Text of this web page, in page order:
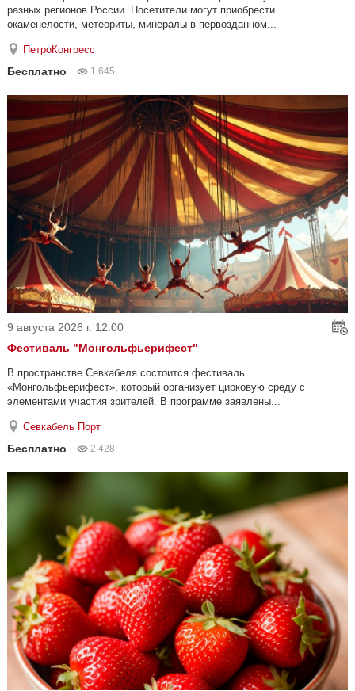
разных регионов России. Посетители могут приобрести
окаменелости, метеориты, минералы в первозданном...
ПетроКонгресс
Бесплатно 1 645
9 августа 2026 г. 12:00
Фестиваль "Монгольфьерифест"
В пространстве Севкабеля состоится фестиваль
«Монгольфьерифест», который организует цирковую среду с
элементами участия зрителей. В программе заявлены...
Севкабель Порт
Бесплатно 2 428